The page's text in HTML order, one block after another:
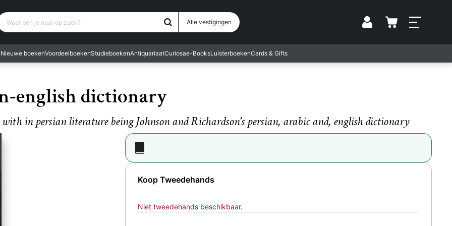
Alle vestigingen Vestiging
ben je naar op zoek?
Nieuwe boekenVoordeelboekenStudieboekenAntiquariaatCuriosae-BooksLuisterboekenCards & Gifts
english dictionary
in persian literature being Johnson and Richardson's persian, arabic and, english dictionary
Koop Tweedehands
Niet tweedehands beschikbaar.